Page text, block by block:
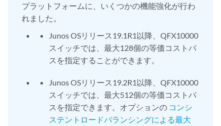
プラットフォームに、いくつかの機能強化が行わ
れました。
Junos OSリリース19.1R1以降、QFX10000
スイッチでは、最大128個の等価コストパ
スを指定することができます。
Junos OSリリース19.2R1以降、QFX10000
スイッチでは、最大512個の等価コストパ
スを指定できます。オプションの コンシ
ステントロードバランシングによる最大